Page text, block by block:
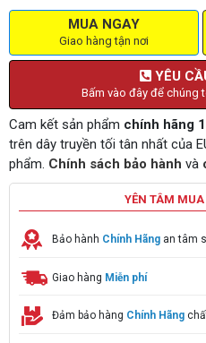
MUA NGAY
Giao hàng tận nơi
YÊU
Bấm vào đây để chúng
Cam kết sản phẩm chính hãng
trên dây truyền tối tân nhất của
phẩm. Chính sách bảo hành và
YÊN TÂM
Bảo hành Chính Hãng an tâm
Giao hàng Miễn phí
Đảm bảo hàng Chính Hãng